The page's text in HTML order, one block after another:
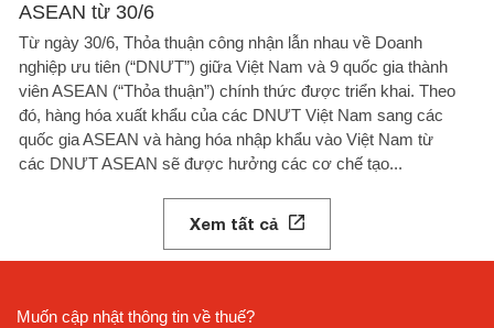
ASEAN từ 30/6
Từ ngày 30/6, Thỏa thuận công nhận lẫn nhau về Doanh
nghiệp ưu tiên (“DNƯT”) giữa Việt Nam và 9 quốc gia thành
viên ASEAN (“Thỏa thuận”) chính thức được triển khai. Theo
đó, hàng hóa xuất khẩu của các DNƯT Việt Nam sang các
quốc gia ASEAN và hàng hóa nhập khẩu vào Việt Nam từ
các DNƯT ASEAN sẽ được hưởng các cơ chế tạo...
Xem tất cả
Muốn cập nhật thông tin về thuế?